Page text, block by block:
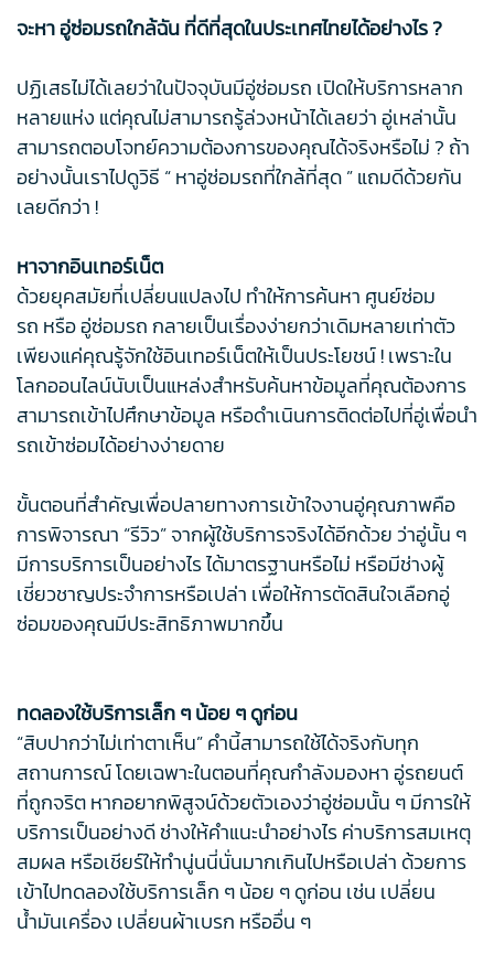
จะหา อู่ซ่อมรถใกล้ฉัน ที่ดีที่สุดในประเทศไทยได้อย่างไร ?
ปฏิเสธไม่ได้เลยว่าในปัจจุบันมีอู่ซ่อมรถ เปิดให้บริการหลาก
หลายแห่ง แต่คุณไม่สามารถรู้ล่วงหน้าได้เลยว่า อู่เหล่านั้น
สามารถตอบโจทย์ความต้องการของคุณได้จริงหรือไม่ ? ถ้า
อย่างนั้นเราไปดูวิธี “ หาอู่ซ่อมรถที่ใกล้ที่สุด ” แถมดีด้วยกัน
เลยดีกว่า !
หาจากอินเทอร์เน็ต
ด้วยยุคสมัยที่เปลี่ยนแปลงไป ทำให้การค้นหา ศูนย์ซ่อม
รถ หรือ อู่ซ่อมรถ กลายเป็นเรื่องง่ายกว่าเดิมหลายเท่าตัว
เพียงแค่คุณรู้จักใช้อินเทอร์เน็ตให้เป็นประโยชน์ ! เพราะใน
โลกออนไลน์นับเป็นแหล่งสำหรับค้นหาข้อมูลที่คุณต้องการ
สามารถเข้าไปศึกษาข้อมูล หรือดำเนินการติดต่อไปที่อู่เพื่อนำ
รถเข้าซ่อมได้อย่างง่ายดาย
ขั้นตอนที่สำคัญเพื่อปลายทางการเข้าใจงานอู่คุณภาพคือ
การพิจารณา “รีวิว” จากผู้ใช้บริการจริงได้อีกด้วย ว่าอู่นั้น ๆ
มีการบริการเป็นอย่างไร ได้มาตรฐานหรือไม่ หรือมีช่างผู้
เชี่ยวชาญประจำการหรือเปล่า เพื่อให้การตัดสินใจเลือกอู่
ซ่อมของคุณมีประสิทธิภาพมากขึ้น
ทดลองใช้บริการเล็ก ๆ น้อย ๆ ดูก่อน
“สิบปากว่าไม่เท่าตาเห็น” คำนี้สามารถใช้ได้จริงกับทุก
สถานการณ์ โดยเฉพาะในตอนที่คุณกำลังมองหา อู่รถยนต์
ที่ถูกจริต หากอยากพิสูจน์ด้วยตัวเองว่าอู่ซ่อมนั้น ๆ มีการให้
บริการเป็นอย่างดี ช่างให้คำแนะนำอย่างไร ค่าบริการสมเหตุ
สมผล หรือเชียร์ให้ทำนู่นนี่นั่นมากเกินไปหรือเปล่า ด้วยการ
เข้าไปทดลองใช้บริการเล็ก ๆ น้อย ๆ ดูก่อน เช่น เปลี่ยน
น้ำมันเครื่อง เปลี่ยนผ้าเบรก หรืออื่น ๆ